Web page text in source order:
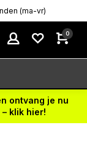
(ma-vr)
0
ontvang je nu
klik hier!